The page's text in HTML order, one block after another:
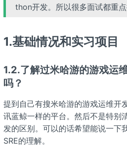
thon开发。所以很多面试都重点
1.基础情况和实习项目
1.2.了解过米哈游的游戏运
吗？
提到自己有搜米哈游的游戏运维开
讯蓝鲸一样的平台。然后不是特别
发的区别。可以的话希望能说一下
SRE的理解。